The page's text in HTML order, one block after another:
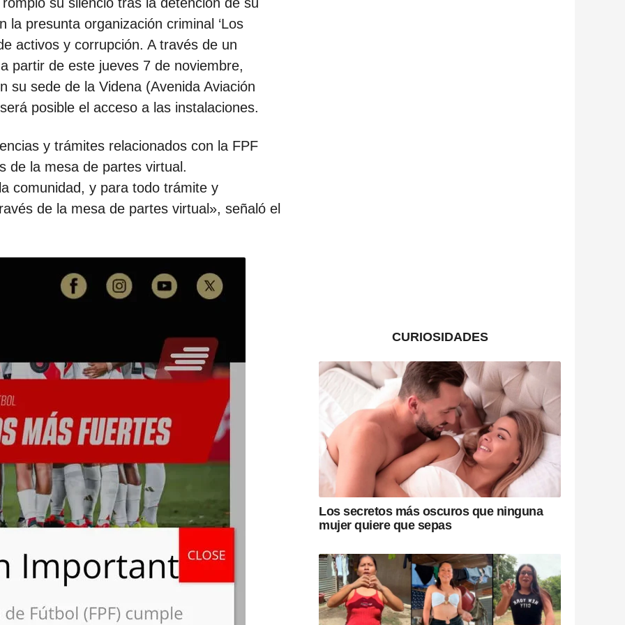
la presunta organización criminal ‘Los
activos y corrupción. A través de un
partir de este jueves 7 de noviembre,
su sede de la Videna (Avenida Aviación
posible el acceso a las instalaciones.
y trámites relacionados con la FPF
de la mesa de partes virtual.
comunidad, y para todo trámite y
de la mesa de partes virtual», señaló el
CURIOSIDADES
Los secretos más oscuros que ninguna
mujer quiere que sepas